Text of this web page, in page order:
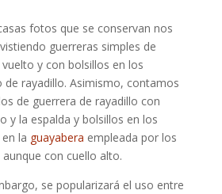
fotos que se conservan nos
guerreras simples de
y con bolsillos en los
de rayadillo. Asimismo, contamos
de guerrera de rayadillo con
y la espalda y bolsillos en los
la guayabera empleada por los
con cuello alto.
se popularizará el uso entre